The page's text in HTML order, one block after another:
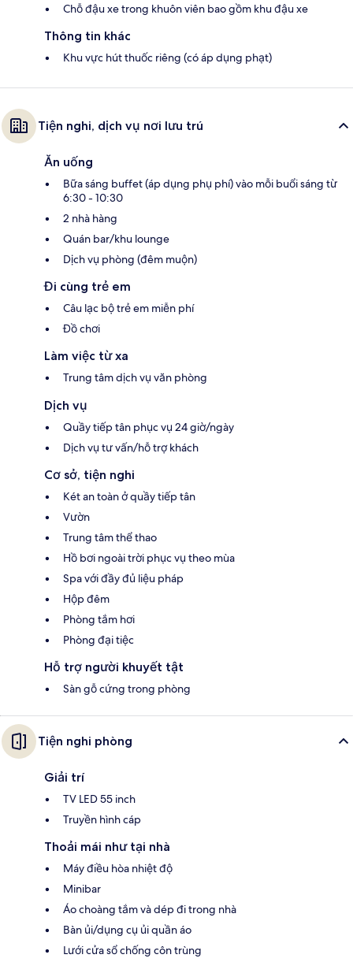
Chỗ đậu xe trong khuôn viên bao gồm khu đậu xe
Thông tin khác
Khu vực hút thuốc riêng (có áp dụng phạt)
Tiện nghi, dịch vụ nơi lưu trú
Ăn uống
Bữa sáng buffet (áp dụng phụ phí) vào mỗi buổi sáng từ
6:30 - 10:30
2 nhà hàng
Quán bar/khu lounge
Dịch vụ phòng (đêm muộn)
Đi cùng trẻ em
Câu lạc bộ trẻ em miễn phí
Đồ chơi
Làm việc từ xa
Trung tâm dịch vụ văn phòng
Dịch vụ
Quầy tiếp tân phục vụ 24 giờ/ngày
Dịch vụ tư vấn/hỗ trợ khách
Cơ sở, tiện nghi
Két an toàn ở quầy tiếp tân
Vườn
Trung tâm thể thao
Hồ bơi ngoài trời phục vụ theo mùa
Spa với đầy đủ liệu pháp
Hộp đêm
Phòng tắm hơi
Phòng đại tiệc
Hỗ trợ người khuyết tật
Sàn gỗ cứng trong phòng
Tiện nghi phòng
Giải trí
TV LED 55 inch
Truyền hình cáp
Thoải mái như tại nhà
Máy điều hòa nhiệt độ
Minibar
Áo choàng tắm và dép đi trong nhà
Bàn ủi/dụng cụ ủi quần áo
Lưới cửa sổ chống côn trùng